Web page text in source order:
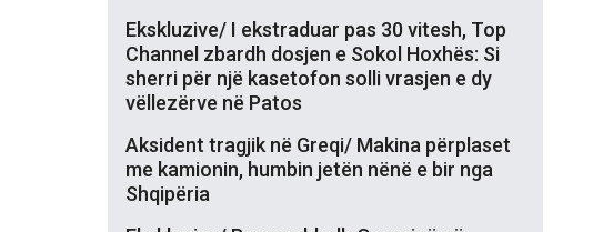
Ekskluzive/ I ekstraduar pas 30 vitesh, Top
Channel zbardh dosjen e Sokol Hoxhës: Si
sherri për një kasetofon solli vrasjen e dy
vëllezërve në Patos
Aksident tragjik në Greqi/ Makina përplaset
me kamionin, humbin jetën nënë e bir nga
Shqipëria